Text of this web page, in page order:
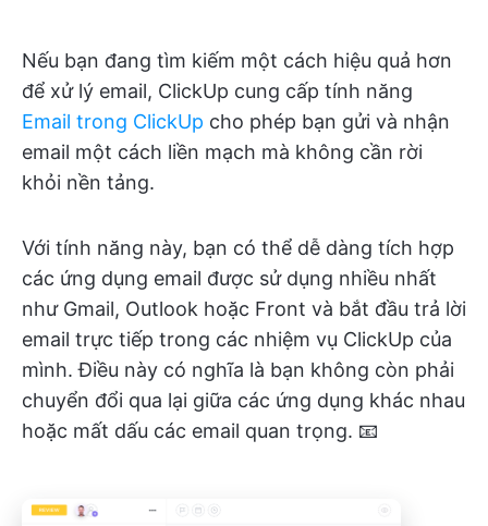
Nếu bạn đang tìm kiếm một cách hiệu quả hơn
để xử lý email, ClickUp cung cấp tính năng
Email trong ClickUp cho phép bạn gửi và nhận
email một cách liền mạch mà không cần rời
khỏi nền tảng.
Với tính năng này, bạn có thể dễ dàng tích hợp
các ứng dụng email được sử dụng nhiều nhất
như Gmail, Outlook hoặc Front và bắt đầu trả lời
email trực tiếp trong các nhiệm vụ ClickUp của
mình. Điều này có nghĩa là bạn không còn phải
chuyển đổi qua lại giữa các ứng dụng khác nhau
hoặc mất dấu các email quan trọng. 📧